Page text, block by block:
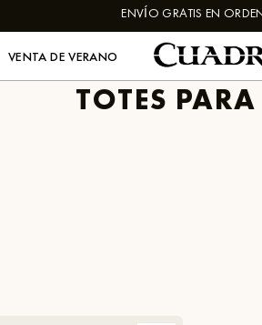
ENVÍO GRATIS EN
VENTA DE VERANO
TOTES